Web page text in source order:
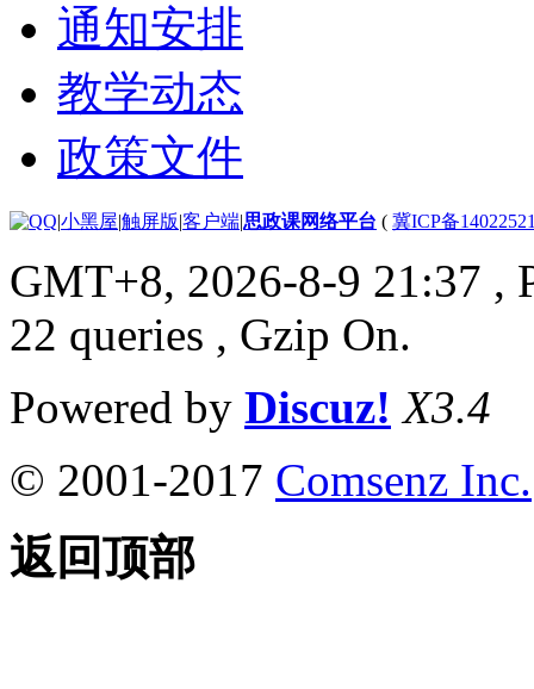
通知安排
教学动态
政策文件
|小黑屋|触屏版|客户端|思政课网络平台 ( 冀ICP备
GMT+8, 2026-8-9 21:37 ,
22 queries , Gzip On.
Powered by Discuz! X3.4
© 2001-2017 Comsenz Inc.
返回顶部